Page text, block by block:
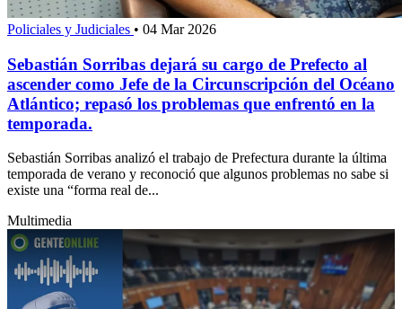
Policiales y Judiciales • 04 Mar 2026
Sebastián Sorribas dejará su cargo de Prefecto al
ascender como Jefe de la Circunscripción del Océano
Atlántico; repasó los problemas que enfrentó en la
temporada.
Sebastián Sorribas analizó el trabajo de Prefectura durante la última
temporada de verano y reconoció que algunos problemas no sabe si
existe una “forma real de...
Multimedia